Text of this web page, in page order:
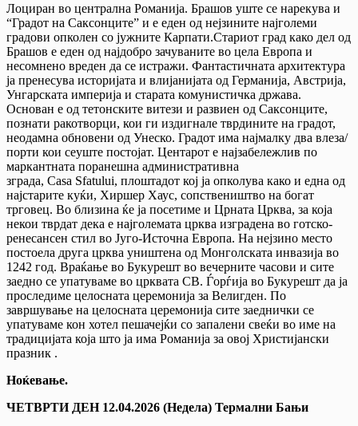
Лоциран во централна Романија. Брашов уште се нарекува и
“Градот на Саксонците” и е еден од нејзините најголеми
градови опколен со јужните Карпати.Стариот град како дел од
Брашов е еден од најдобро зачуваните во цела Европа и
несомнено вреден да се истражи. Фантастичната архитектура
ја пренесува историјата и влијанијата од Германија, Австрија,
Унгарската империја и старата комунистичка држава.
Основан е од тетонските витези и развиен од Саксонците,
познати ракотворци, кои ги издигнале тврдините на градот,
неодамна обновени од Унеско. Градот има најмалку два влеза/
порти кои сеуште постојат. Центарот е најзабележлив по
маркантната поранешна административна
зграда, Casa Sfatului, плоштадот кој ја опколува како и една од
најстарите куќи, Хиршер Хаус, сопствеништво на богат
трговец. Во близина ќе ја посетиме и Црната Црква, за која
некои тврдат дека е најголемата црква изградена во готско-
ренесансен стил во Југо-Источна Европа. На нејзино место
постоела друга црква уништена од Монголската инвазија во
1242 год. Враќање во Букурешт во вечерните часови и сите
заедно се упатуваме во црквата СВ. Ѓорѓија во Букурешт да ја
проследиме целосната церемонија за Велигден. По
завршување на целосната церемонија сите заеднички се
упатуваме кон хотел пешачејќи со запалени свеќи во име на
традицијата која што ја има Романија за овој Христијански
празник .
Ноќевање.
ЧЕТВРТИ ДЕН 12.04.2026 (Недела) Термални Бањи